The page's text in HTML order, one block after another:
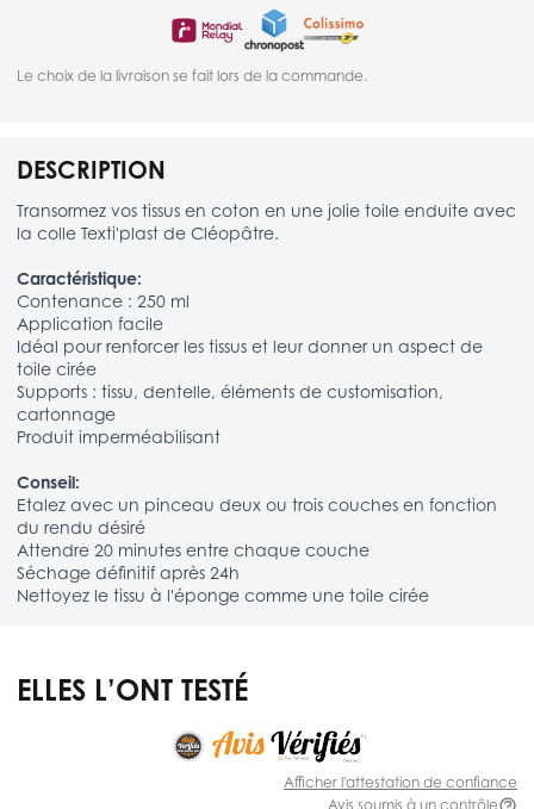
Le choix de la livraison se fait lors de la commande.
DESCRIPTION
Transormez vos tissus en coton en une jolie toile enduite avec
la colle Texti'plast de Cléopâtre.
Caractéristique:
Contenance : 250 ml
Application facile
Idéal pour renforcer les tissus et leur donner un aspect de
toile cirée
Supports : tissu, dentelle, éléments de customisation,
cartonnage
Produit imperméabilisant
Conseil:
Etalez avec un pinceau deux ou trois couches en fonction
du rendu désiré
Attendre 20 minutes entre chaque couche
Séchage définitif après 24h
Nettoyez le tissu à l'éponge comme une toile cirée
ELLES L’ONT TESTÉ
Afficher l'attestation de confiance
Avis soumis à un contrôle